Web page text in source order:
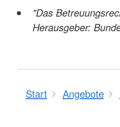
"Das
Herausgeber:
Start Angebote